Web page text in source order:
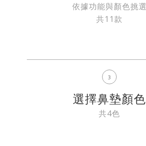
依據功能與顏色挑選
共11款
3
選擇鼻墊顏色
共4色